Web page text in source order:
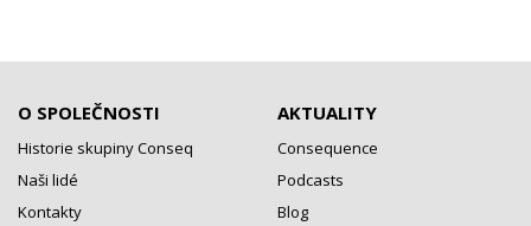
O SPOLEČNOSTI
Historie skupiny Conseq
Naši lidé
Kontakty
AKTUALITY
Consequence
Podcasts
Blog